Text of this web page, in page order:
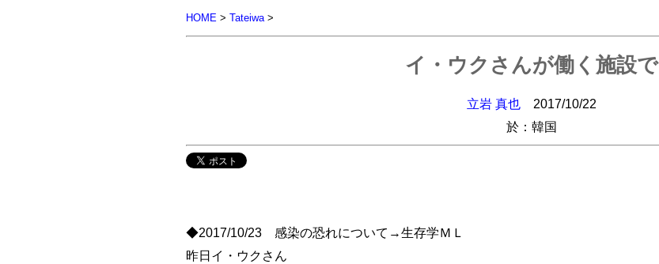
HOME> Tateiwa>
イ・ウクさんが働く施設で
立岩 真也
2017/10/22
於：韓国
◆2017/10/23 感染の恐れについて→生存学ＭＬ
昨日イ・ウクさん